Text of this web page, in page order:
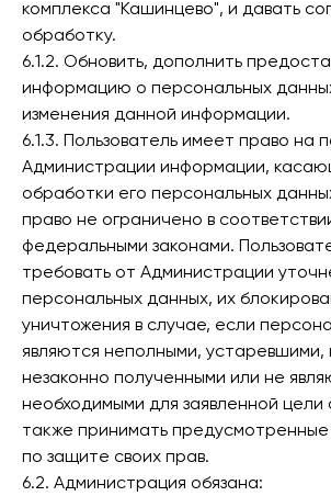
комплекса "Кашинцево", и давать
обработку.
6.1.2. Обновить, дополнить
информацию о персональных
изменения данной информации.
6.1.3. Пользователь имеет право на
Администрации информации,
обработки его персональных
право не ограничено в
федеральными законами.
требовать от Администрации
персональных данных, их
уничтожения в случае, если
являются неполными, устаревшими,
незаконно полученными или не
необходимыми для заявленной цели
также принимать
по защите своих прав.
6.2. Администрация обязана: